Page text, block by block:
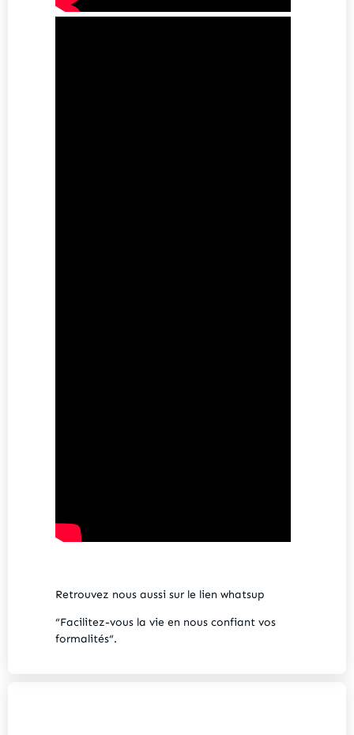
Retrouvez nous aussi sur le lien whatsup
“Facilitez-vous la vie en nous confiant vos
formalités“.